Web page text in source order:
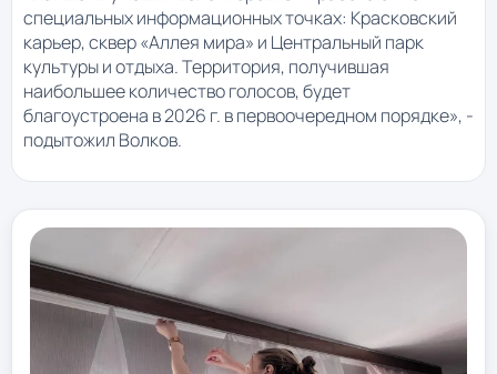
специальных информационных точках: Красковский
карьер, сквер «Аллея мира» и Центральный парк
культуры и отдыха. Территория, получившая
наибольшее количество голосов, будет
благоустроена в 2026 г. в первоочередном порядке», -
подытожил Волков.